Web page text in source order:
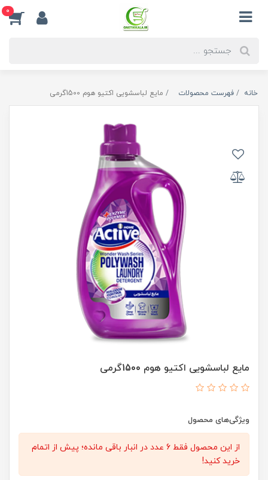
0
خانه فهرست محصولات مایع لباسشویی اکتیو هوم 1500گرمی
مایع لباسشویی اکتیو هوم 1500گرمی
ویژگی‌های محصول
از این محصول فقط 6 عدد در انبار باقی مانده؛ پیش از اتمام
خرید کنید!